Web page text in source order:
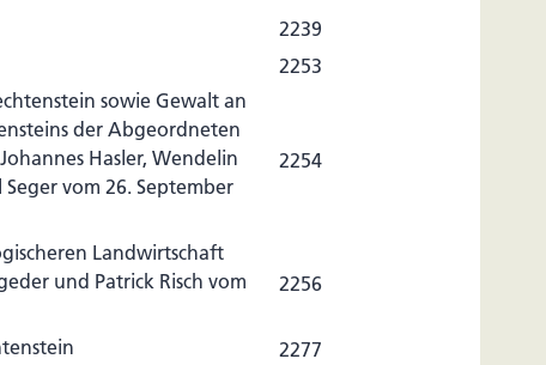
2239
2253
sowie Gewalt an
der Abgeordneten
Hasler, Wendelin
vom 26. September
2254
Landwirtschaft
und Patrick Risch vom
2256
2277